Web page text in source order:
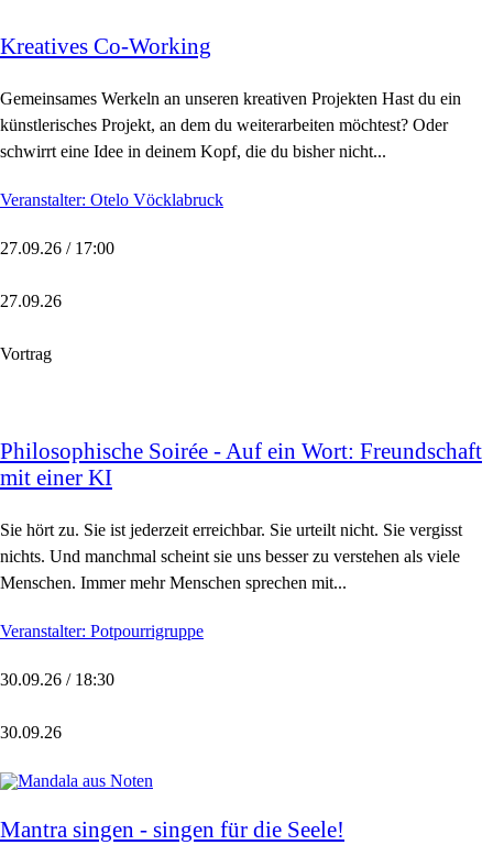
Kreatives Co-Working
Gemeinsames Werkeln an unseren kreativen Projekten Hast du ein
künstlerisches Projekt, an dem du weiterarbeiten möchtest? Oder
schwirrt eine Idee in deinem Kopf, die du bisher nicht...
Veranstalter: Otelo Vöcklabruck
27.09.26 / 17:00
27.09.26
Vortrag
Philosophische Soirée - Auf ein Wort: Freundschaft
mit einer KI
Sie hört zu. Sie ist jederzeit erreichbar. Sie urteilt nicht. Sie vergisst
nichts. Und manchmal scheint sie uns besser zu verstehen als viele
Menschen. Immer mehr Menschen sprechen mit...
Veranstalter: Potpourrigruppe
30.09.26 / 18:30
30.09.26
Mantra singen - singen für die Seele!